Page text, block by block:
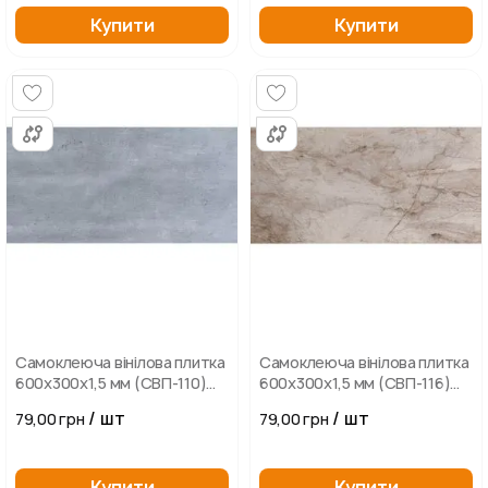
Купити Купити
Самоклеюча вінілова плитка
600х300х1,5 мм (СВП-110)
79,00 грн / шт
Самоклеюча вінілова плитка
600х300х1,5 мм (СВП-116)
79,00 грн / шт